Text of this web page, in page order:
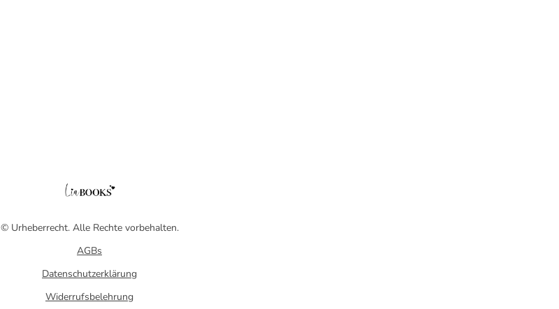
© Urheberrecht. Alle Rechte vorbehalten.
AGBs
Datenschutzerklärung
Widerrufsbelehrung